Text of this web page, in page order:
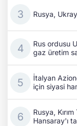
Rusya,
Rus ordusu
gaz üretim
İtalyan
için siyasi
Rusya,
Hansaray'ı